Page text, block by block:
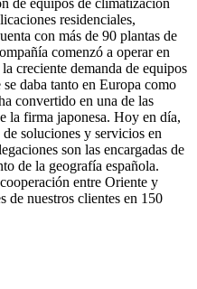
de equipos de climatización
residenciales,
con más de 90 plantas de
comenzó a operar en
creciente demanda de equipos
daba tanto en Europa como
convertido en una de las
la firma japonesa. Hoy en día,
soluciones y servicios en
son las encargadas de
de la geografía española.
entre Oriente y
de nuestros clientes en 150